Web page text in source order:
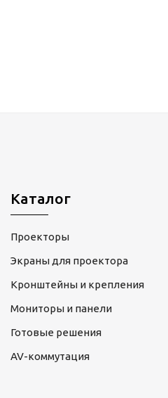
Каталог
Проекторы
Экраны для проектора
Кронштейны и крепления
Мониторы и панели
Готовые решения
AV-коммутация